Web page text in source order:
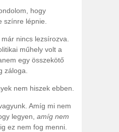
hogy
színre lépnie.
nincs lezsírozva.
műhely volt a
egy összekötő
záloga.
nem hiszek ebben.
Amíg mi nem
legyen, amíg nem
ez nem fog menni.